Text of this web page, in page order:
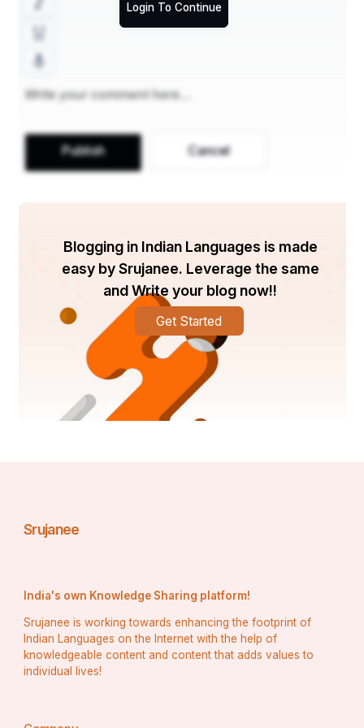
।। ସର୍ଵ ରହସ୍ୟମୟ ଶ୍ରୀମନ୍ଦିରର ବାଇଶି ପାହାଚ ।। part 3
*ବାଇଶି ପାହାଚର ତତ୍ତ୍ୱ* *Part 1*
👉 ବାଇଶି ପାହାଚର ପ୍ରଥମ ପାହାଚରେ ରହିଛି
👉 ଦ୍ଵିତୀୟ ପାହାଚ ହେଉଛି ଜୀବ ପରମ ମୋକ୍ଷ ପ୍ରାପ୍ତିର
ପାହାଚ ।
👉 ଏହି ପାହାଚର ଦକ୍ଷିଣ ପାର୍ଶ୍ଵରେ କାଶୀ ବିଶ୍ଵନାଥଙ୍କ
ମନ୍ଦିର । ଯେଉଁଠି ଅନ୍ନଗ୍ରହଣ କରି କୁମ୍ଭାରୁଣୀ କାଶୀ
👉 ଏହି ତୃତୀୟ ପାହାଚରେ ଛିଡା ହୋଇ ଭଗବାନଙ୍କୁ ସ୍ମରଣ
👉 ବାଇଶି ପାହାଚର ଶେଷ ପାହାଚ ହେଉଛି ବ୍ରହ୍ମଲୋକ
କାରଣ ଏହା ପୂର୍ବରୁ ଭକ୍ତ ପଞ୍ଚ ଜ୍ଞାନେନ୍ଦ୍ରିୟ ସହିତ ପଞ୍ଚ
କର୍ମେନ୍ଦ୍ରିୟ, ମନ, ବୁଦ୍ଧି, ଅହଂକାର, କାମ, କ୍ରୋଧ, ଲୋଭ,
Login To Continue
Publish Cancel
Blogging in Indian Languages is made
easy by Srujanee. Leverage the same
and Write your blog now!!
Get Started
Srujanee
India's own Knowledge Sharing platform!
Srujanee is working towards enhancing the footprint of
Indian Languages on the Internet with the help of
knowledgeable content and content that adds values to
individual lives!